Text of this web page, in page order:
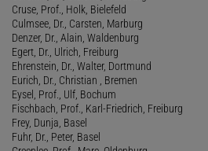
Cruse, Prof., Holk, Bielefeld
Culmsee, Dr., Carsten, Marburg
Denzer, Dr., Alain, Waldenburg
Egert, Dr., Ulrich, Freiburg
Ehrenstein, Dr., Walter, Dortmund
Eurich, Dr., Christian , Bremen
Eysel, Prof., Ulf, Bochum
Fischbach, Prof., Karl-Friedrich, Freiburg
Frey, Dunja, Basel
Fuhr, Dr., Peter, Basel